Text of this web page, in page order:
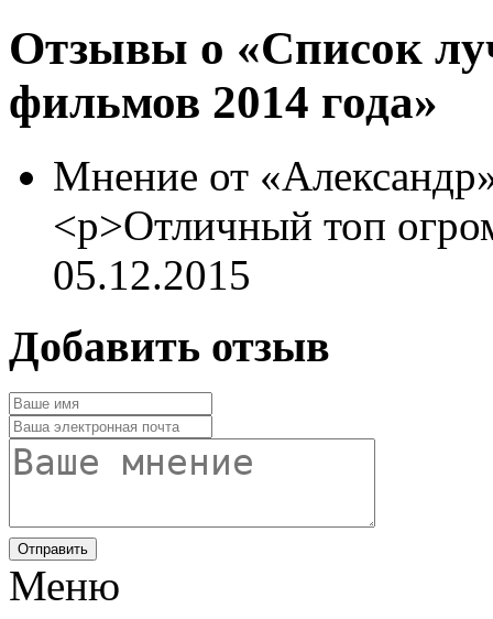
Отзывы о «Список
фильмов 2014 года»
Мнение от
<p>Отличный топ
05.12.2015
Добавить отзыв
Отправить
Меню